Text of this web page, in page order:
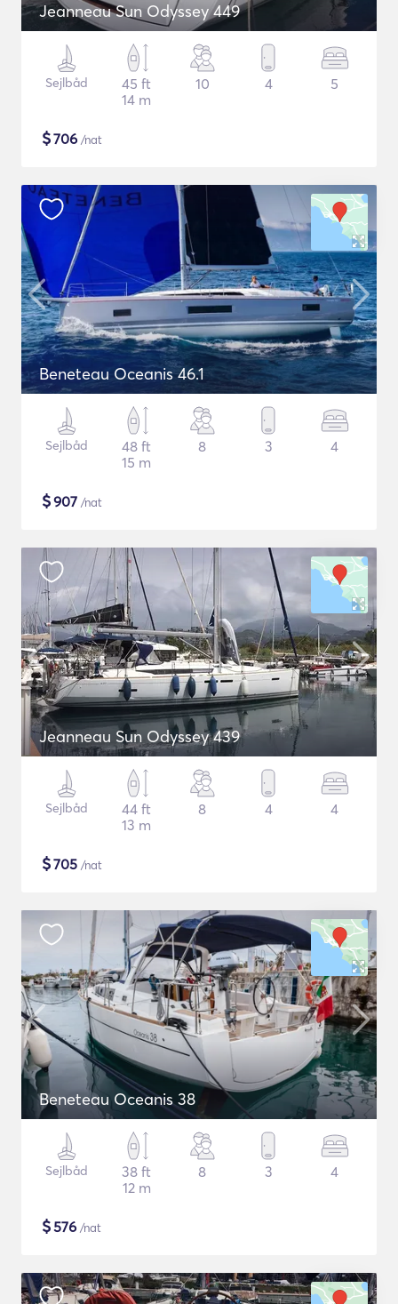
Jeanneau Sun Odyssey 449
Sejlbåd
45 ft
14 m
10 4 5
$706 /nat
Beneteau Oceanis 46.1
Sejlbåd
48 ft
15 m
8 3 4
$907 /nat
Jeanneau Sun Odyssey 439
Sejlbåd
44 ft
13 m
8 4 4
$705 /nat
Beneteau Oceanis 38
Sejlbåd
38 ft
12 m
8 3 4
$576 /nat